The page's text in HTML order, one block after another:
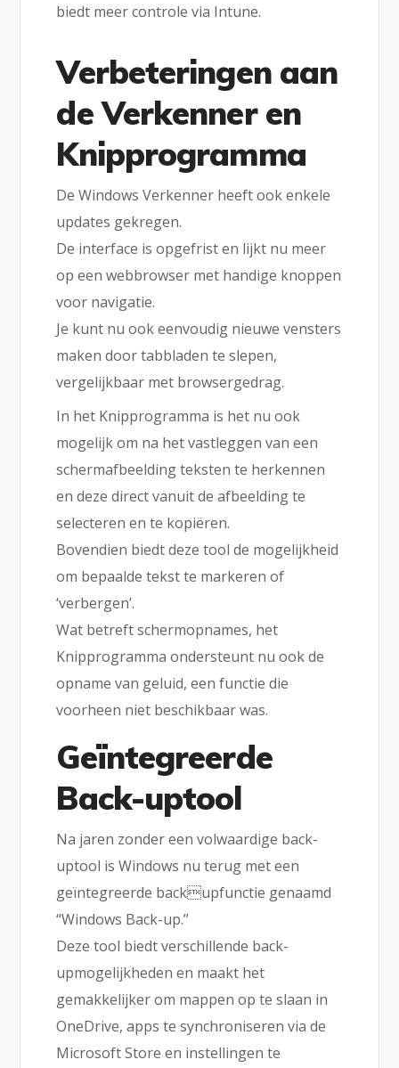
biedt meer controle via Intune.
Verbeteringen aan
de Verkenner en
Knipprogramma
De Windows Verkenner heeft ook enkele
updates gekregen.
De interface is opgefrist en lijkt nu meer
op een webbrowser met handige knoppen
voor navigatie.
Je kunt nu ook eenvoudig nieuwe vensters
maken door tabbladen te slepen,
vergelijkbaar met browsergedrag.
In het Knipprogramma is het nu ook
mogelijk om na het vastleggen van een
schermafbeelding teksten te herkennen
en deze direct vanuit de afbeelding te
selecteren en te kopiëren.
Bovendien biedt deze tool de mogelijkheid
om bepaalde tekst te markeren of
‘verbergen’.
Wat betreft schermopnames, het
Knipprogramma ondersteunt nu ook de
opname van geluid, een functie die
voorheen niet beschikbaar was.
Geïntegreerde
Back-uptool
Na jaren zonder een volwaardige back-
uptool is Windows nu terug met een
geïntegreerde backupfunctie genaamd
“Windows Back-up.”
Deze tool biedt verschillende back-
upmogelijkheden en maakt het
gemakkelijker om mappen op te slaan in
OneDrive, apps te synchroniseren via de
Microsoft Store en instellingen te